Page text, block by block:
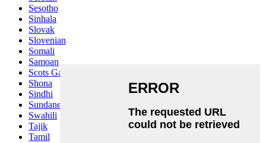
Sesotho
Sinhala
Slovak
Slovenian
Somali
Samoan
Scots Gaelic
Shona
Sindhi
Sundanese
Swahili
Tajik
Tamil